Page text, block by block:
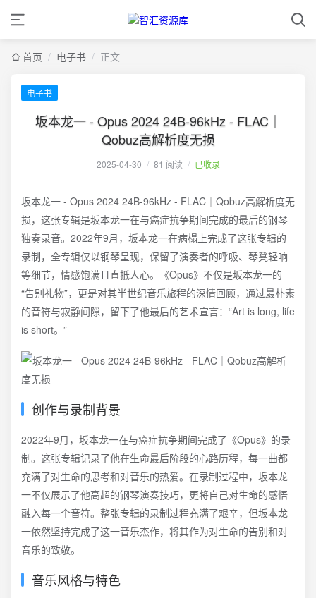
首页 / 电子书 / 正文
电子书
坂本龙一 - Opus 2024 24B-96kHz - FLAC｜
Qobuz高解析度无损
2025-04-30 / 81 阅读 / 已收录
坂本龙一 - Opus 2024 24B-96kHz - FLAC｜Qobuz高解析度无
损，这张专辑是坂本龙一在与癌症抗争期间完成的最后的钢琴
独奏录音。2022年9月，坂本龙一在病榻上完成了这张专辑的
录制，全专辑仅以钢琴呈现，保留了演奏者的呼吸、琴凳轻响
等细节，情感饱满且直抵人心。《Opus》不仅是坂本龙一的
“告别礼物”，更是对其半世纪音乐旅程的深情回顾，通过最朴素
的音符与寂静间隙，留下了他最后的艺术宣言：“Art is long, life
is short。”
创作与录制背景
2022年9月，坂本龙一在与癌症抗争期间完成了《Opus》的录
制。这张专辑记录了他在生命最后阶段的心路历程，每一曲都
充满了对生命的思考和对音乐的热爱。在录制过程中，坂本龙
一不仅展示了他高超的钢琴演奏技巧，更将自己对生命的感悟
融入每一个音符。整张专辑的录制过程充满了艰辛，但坂本龙
一依然坚持完成了这一音乐杰作，将其作为对生命的告别和对
音乐的致敬。
音乐风格与特色